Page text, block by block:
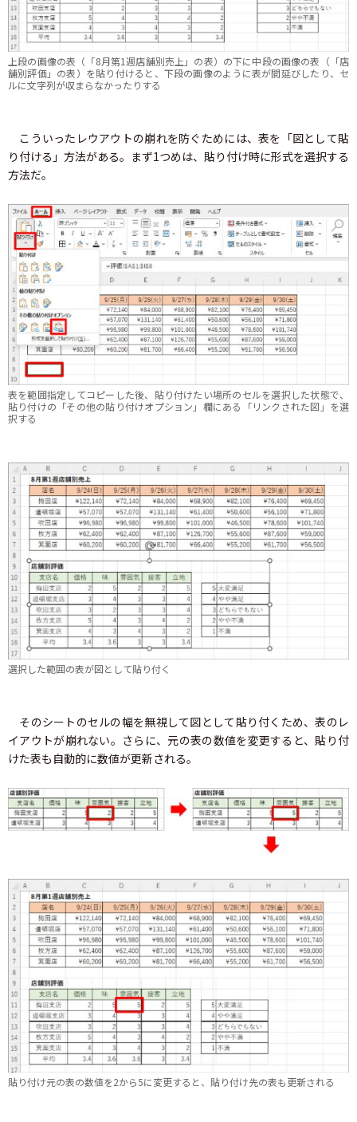
上段の画像の表（「8月第1週店舗別売上」の表）の下に中段の画像の表（「店
舗別評価」の表）を貼り付けると、下段の画像のように表が間延びしたり、セ
ルに文字列が収まらなかったりする
こういったレウアウトの崩れを防ぐためには、表を「図として貼
り付ける」方法がある。まず1つめは、貼り付け時に形式を選択する
方法だ。
表を範囲指定してコピーした後、貼り付けたい場所のセルを選択した状態で、
貼り付けの「その他の貼り付けオプション」欄にある「リンクされた図」を選
択する
選択した範囲の表が図として貼り付く
そのシートのセルの幅を無視して図として貼り付くため、表のレ
イアウトが崩れない。さらに、元の表の数値を変更すると、貼り付
けた表も自動的に数値が更新される。
貼り付け元の表の数値を2から5に変更すると、貼り付け先の表も更新される